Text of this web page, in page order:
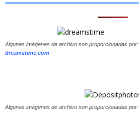
Algunas imágenes de archivo son proporcionadas por:
dreamstime.com
Algunas imágenes de archivo son proporcionadas por: